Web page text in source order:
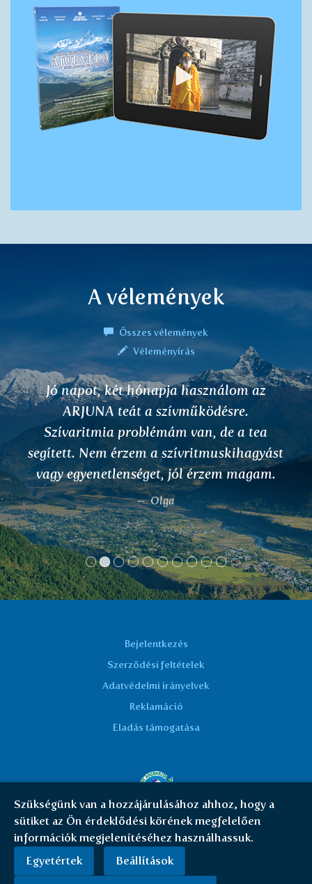
A vélemények
Összes vélemények
Véleményírás
Jó napot, két hónapja használom az
ARJUNA teát a szívműködésre.
Szívaritmia problémám van, de a tea
segített. Nem érzem a szívritmuskihagyást
vagy egyenetlenséget, jól érzem magam.
Olga
Bejelentkezés
Szerződési feltételek
Adatvédelmi irányelvek
Reklamáció
Eladás támogatása
Cookies
Szükségünk van a hozzájárulásához ahhoz, hogy a
sütiket az Ön érdeklődési körének megfelelően
információk megjelenítéséhez használhassuk.
Egyetértek
Beállítások